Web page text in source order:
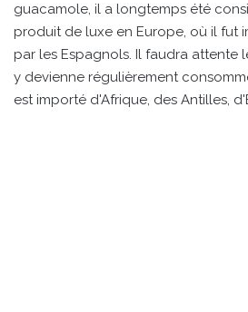
guacamole, il a longtemps été
produit de luxe en Europe, où il fut
par les Espagnols. Il faudra attente
y devienne régulièrement
est importé d'Afrique, des Antilles,